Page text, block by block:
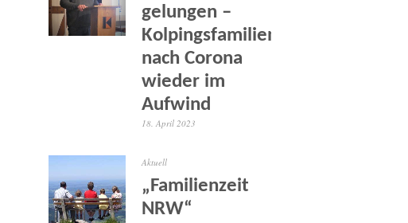
gelungen –
Kolpingsfamilien
nach Corona
wieder im
Aufwind
18. April 2023
Aktuell
„Familienzeit
NRW“